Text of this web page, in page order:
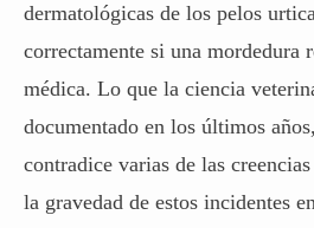
dermatológicas de los pelos
correctamente si una mordedura
médica. Lo que la ciencia
documentado en los últimos
contradice varias de las
la gravedad de estos incidentes